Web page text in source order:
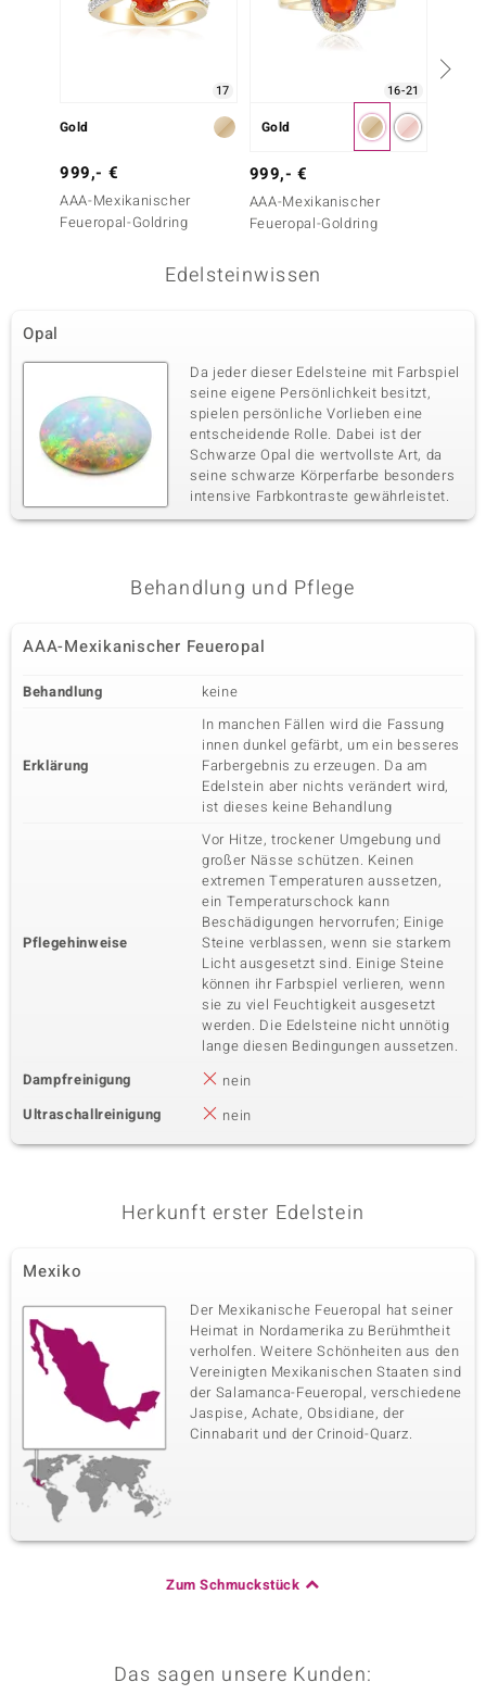
17
Gold
999,- €
AAA-Mexikanischer
Feueropal-Goldring
16-21
Gold
999,- €
AAA-Mexikanischer
Feueropal-Goldring
Edelsteinwissen
Opal
Da jeder dieser Edelsteine mit Farbspiel
seine eigene Persönlichkeit besitzt,
spielen persönliche Vorlieben eine
entscheidende Rolle. Dabei ist der
Schwarze Opal die wertvollste Art, da
seine schwarze Körperfarbe besonders
intensive Farbkontraste gewährleistet.
Behandlung und Pflege
AAA-Mexikanischer Feueropal
Behandlung keine
Erklärung
In manchen Fällen wird die Fassung
innen dunkel gefärbt, um ein besseres
Farbergebnis zu erzeugen. Da am
Edelstein aber nichts verändert wird,
ist dieses keine Behandlung
Pflegehinweise
Vor Hitze, trockener Umgebung und
großer Nässe schützen. Keinen
extremen Temperaturen aussetzen,
ein Temperaturschock kann
Beschädigungen hervorrufen; Einige
Steine verblassen, wenn sie starkem
Licht ausgesetzt sind. Einige Steine
können ihr Farbspiel verlieren, wenn
sie zu viel Feuchtigkeit ausgesetzt
werden. Die Edelsteine nicht unnötig
lange diesen Bedingungen aussetzen.
Dampfreinigung
nein
Ultraschallreinigung
nein
Herkunft erster Edelstein
Mexiko
Der Mexikanische Feueropal hat seiner
Heimat in Nordamerika zu Berühmtheit
verholfen. Weitere Schönheiten aus den
Vereinigten Mexikanischen Staaten sind
der Salamanca-Feueropal, verschiedene
Jaspise, Achate, Obsidiane, der
Cinnabarit und der Crinoid-Quarz.
Zum Schmuckstück
Das sagen unsere Kunden: